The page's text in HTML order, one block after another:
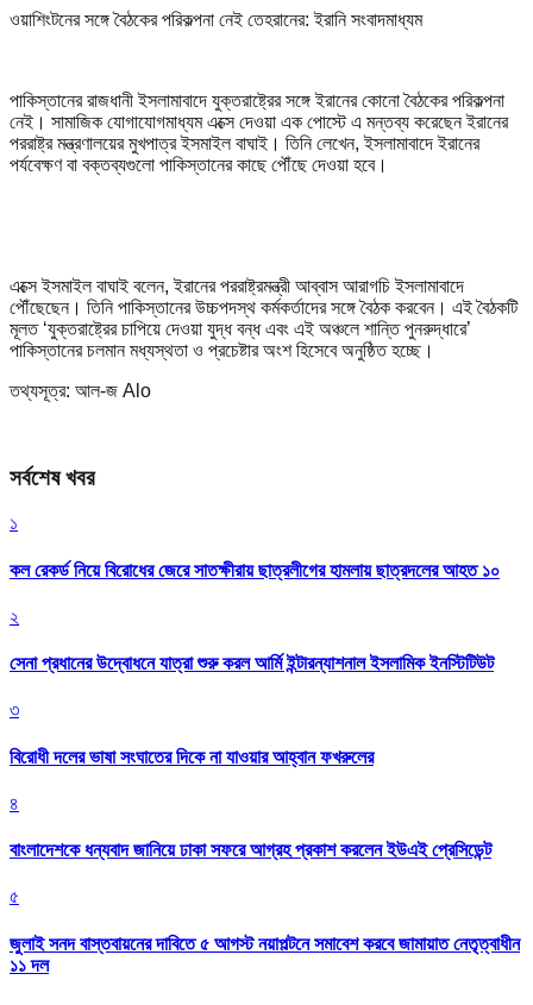
ওয়াশিংটনের সঙ্গে বৈঠকের পরিকল্পনা নেই তেহরানের: ইরানি সংবাদমাধ্যম
পাকিস্তানের রাজধানী ইসলামাবাদে যুক্তরাষ্ট্রের সঙ্গে ইরানের কোনো বৈঠকের পরিকল্পনা
নেই। সামাজিক যোগাযোগমাধ্যম এক্সে দেওয়া এক পোস্টে এ মন্তব্য করেছেন ইরানের
পররাষ্ট্র মন্ত্রণালয়ের মুখপাত্র ইসমাইল বাঘাই। তিনি লেখেন, ইসলামাবাদে ইরানের
পর্যবেক্ষণ বা বক্তব্যগুলো পাকিস্তানের কাছে পৌঁছে দেওয়া হবে।
এক্সে ইসমাইল বাঘাই বলেন, ইরানের পররাষ্ট্রমন্ত্রী আব্বাস আরাগচি ইসলামাবাদে
পৌঁছেছেন। তিনি পাকিস্তানের উচ্চপদস্থ কর্মকর্তাদের সঙ্গে বৈঠক করবেন। এই বৈঠকটি
মূলত ‘যুক্তরাষ্ট্রের চাপিয়ে দেওয়া যুদ্ধ বন্ধ এবং এই অঞ্চলে শান্তি পুনরুদ্ধারে’
পাকিস্তানের চলমান মধ্যস্থতা ও প্রচেষ্টার অংশ হিসেবে অনুষ্ঠিত হচ্ছে।
তথ্যসূত্র: আল-জ Alo
সর্বশেষ খবর
১
কল রেকর্ড নিয়ে বিরোধের জেরে সাতক্ষীরায় ছাত্রলীগের হামলায় ছাত্রদলের আহত ১০
২
সেনা প্রধানের উদ্বোধনে যাত্রা শুরু করল আর্মি ইন্টারন্যাশনাল ইসলামিক ইনস্টিটিউট
৩
বিরোধী দলের ভাষা সংঘাতের দিকে না যাওয়ার আহ্বান ফখরুলের
৪
বাংলাদেশকে ধন্যবাদ জানিয়ে ঢাকা সফরে আগ্রহ প্রকাশ করলেন ইউএই প্রেসিডেন্ট
৫
জুলাই সনদ বাস্তবায়নের দাবিতে ৫ আগস্ট নয়াপল্টনে সমাবেশ করবে জামায়াত নেতৃত্বাধীন
১১ দল